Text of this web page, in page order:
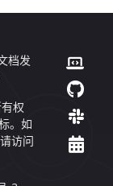
档发
权
。如
访问